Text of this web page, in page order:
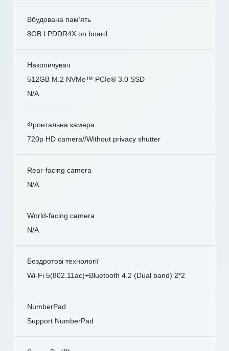
Вбудована пам’ять
8GB LPDDR4X on board
Накопичувач
512GB M.2 NVMe™ PCIe® 3.0 SSD
N/A
Фронтальна камера
720p HD camera//Without privacy shutter
Rear-facing camera
N/A
World-facing camera
N/A
Бездротові технології
Wi-Fi 5(802.11ac)+Bluetooth 4.2 (Dual band) 2*2
NumberPad
Support NumberPad